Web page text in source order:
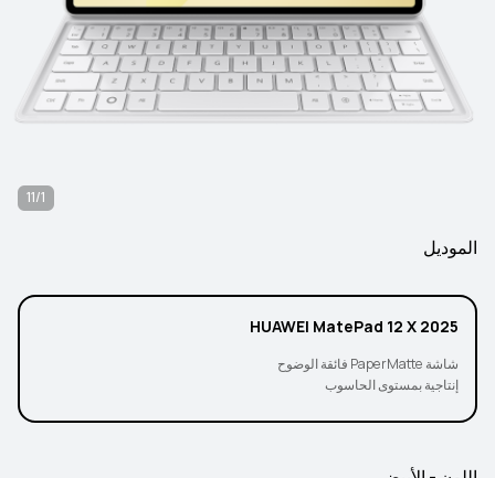
11/1
الموديل
HUAWEI MatePad 12 X 2025
شاشة PaperMatte فائقة الوضوح
إنتاجية بمستوى الحاسوب